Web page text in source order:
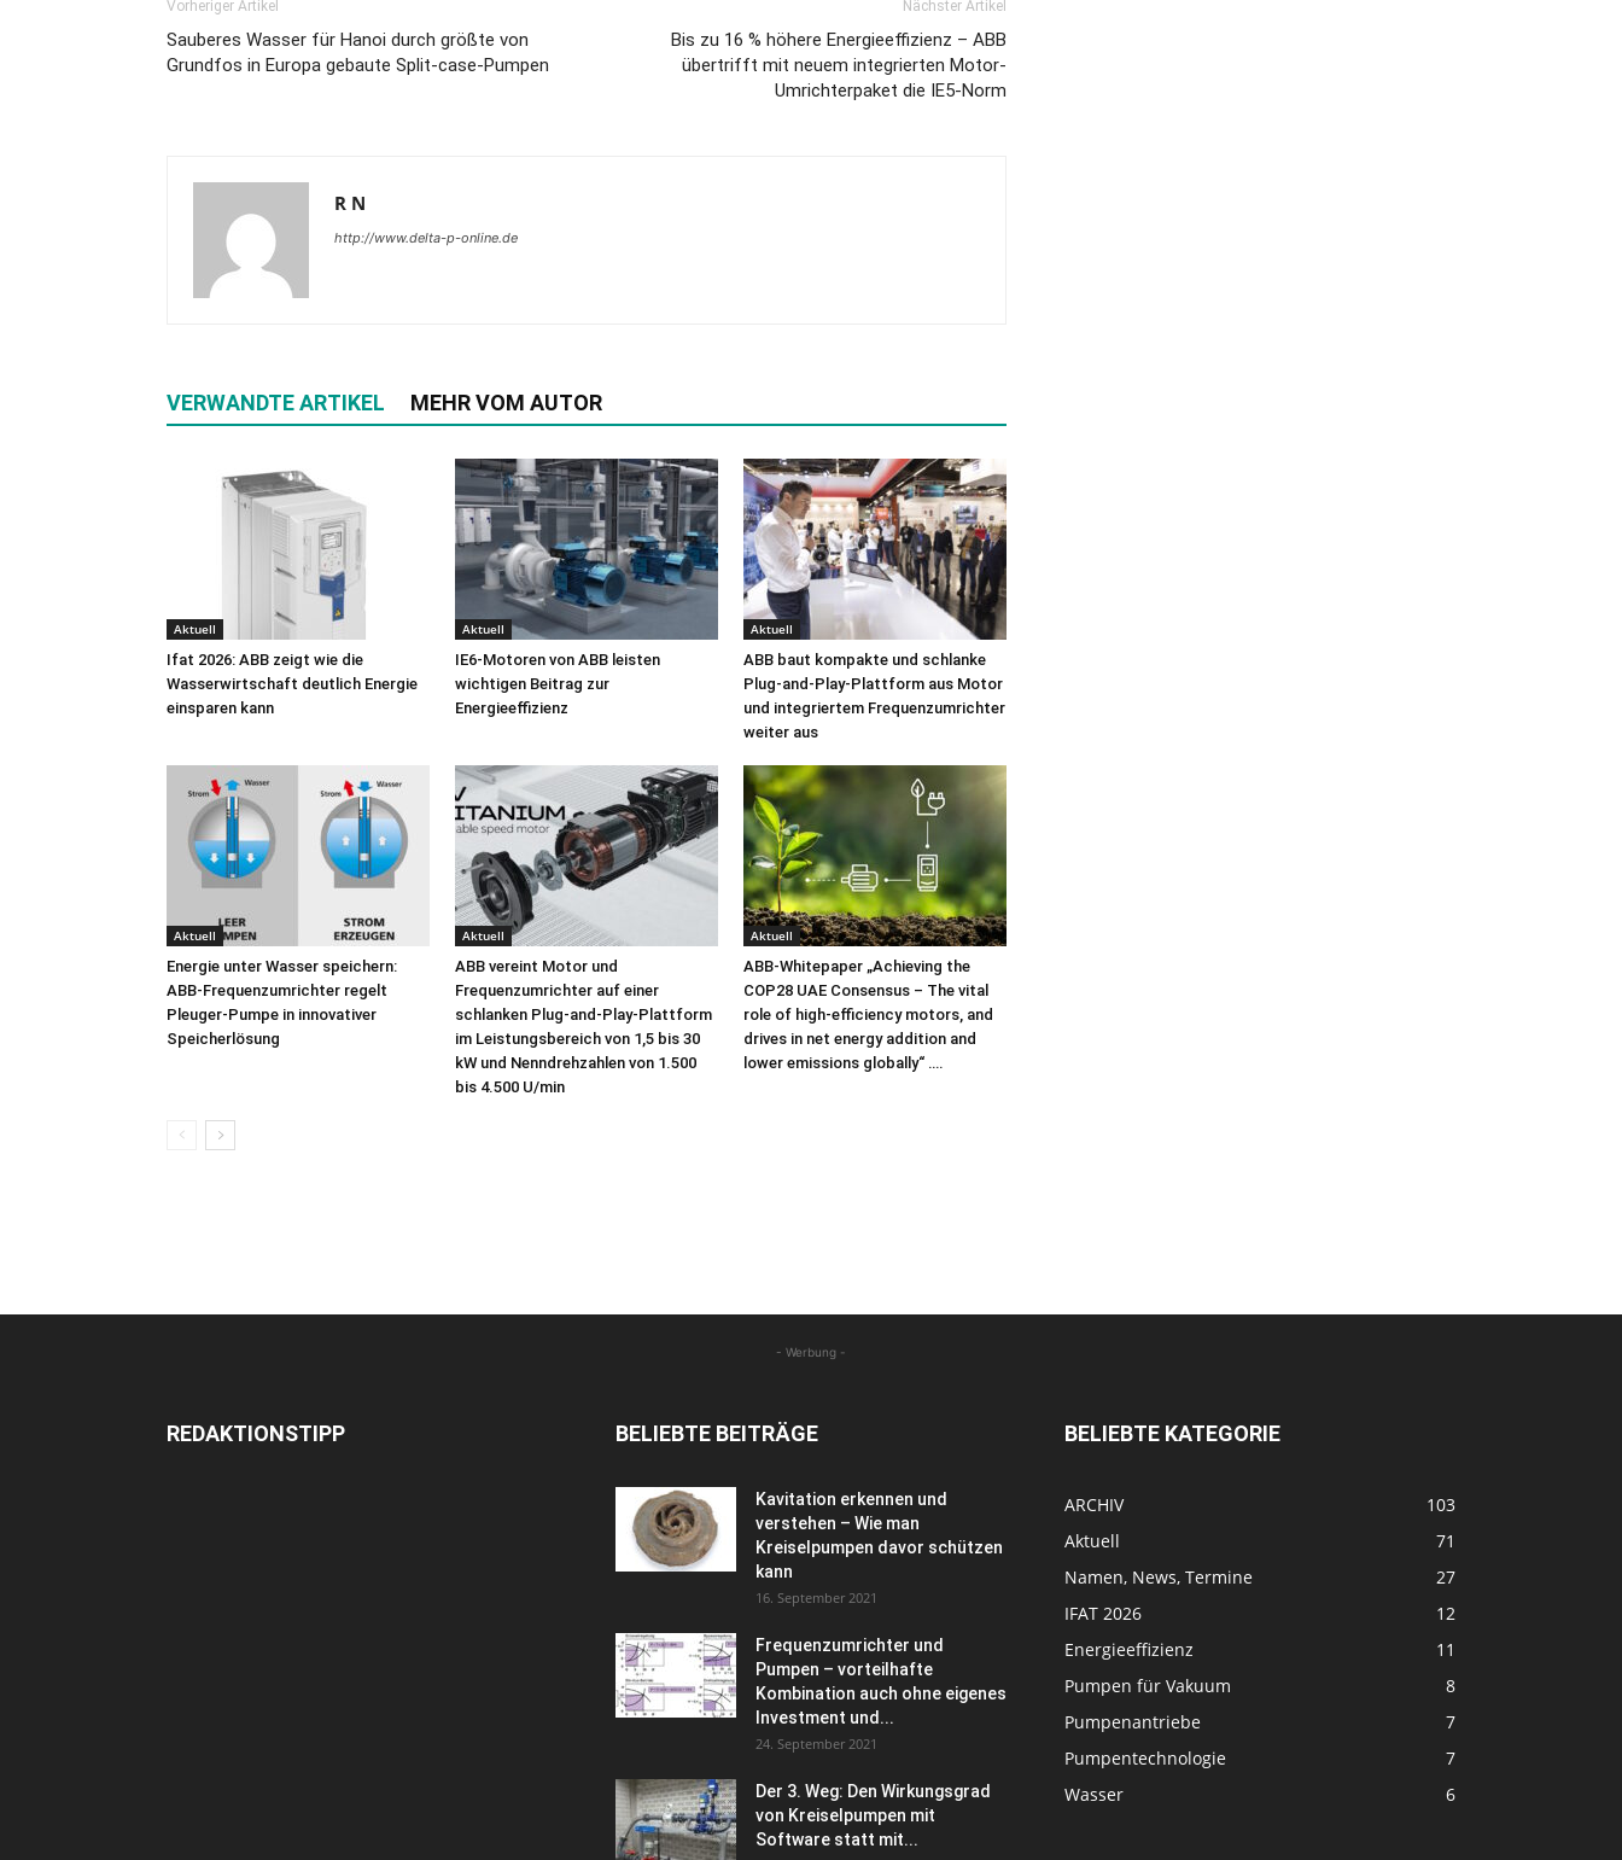
Vorheriger Artikel
Sauberes Wasser für Hanoi durch größte von
Grundfos in Europa gebaute Split-case-Pumpen
Nächster Artikel
Bis zu 16 % höhere Energieeffizienz – ABB
übertrifft mit neuem integrierten Motor-
Umrichterpaket die IE5-Norm
R N
http://www.delta-p-online.de
VERWANDTE ARTIKEL MEHR VOM AUTOR
Aktuell
Ifat 2026: ABB zeigt wie die
Wasserwirtschaft deutlich Energie
einsparen kann
Aktuell
IE6-Motoren von ABB leisten
wichtigen Beitrag zur
Energieeffizienz
Aktuell
ABB baut kompakte und schlanke
Plug-and-Play-Plattform aus Motor
und integriertem Frequenzumrichter
weiter aus
Aktuell
Energie unter Wasser speichern:
ABB-Frequenzumrichter regelt
Pleuger-Pumpe in innovativer
Speicherlösung
Aktuell
ABB vereint Motor und
Frequenzumrichter auf einer
schlanken Plug-and-Play-Plattform
im Leistungsbereich von 1,5 bis 30
kW und Nenndrehzahlen von 1.500
bis 4.500 U/min
Aktuell
ABB-Whitepaper „Achieving the
COP28 UAE Consensus – The vital
role of high-efficiency motors, and
drives in net energy addition and
lower emissions globally“ ….
- Werbung -
REDAKTIONSTIPP BELIEBTE BEITRÄGE
Kavitation erkennen und
verstehen – Wie man
Kreiselpumpen davor schützen
kann
16. September 2021
Frequenzumrichter und
Pumpen – vorteilhafte
Kombination auch ohne eigenes
Investment und...
24. September 2021
Der 3. Weg: Den Wirkungsgrad
von Kreiselpumpen mit
Software statt mit...
BELIEBTE KATEGORIE
ARCHIV
103
Aktuell
71
Namen, News, Termine
27
IFAT 2026
12
Energieeffizienz
11
Pumpen für Vakuum
8
Pumpenantriebe
7
Pumpentechnologie
7
Wasser
6